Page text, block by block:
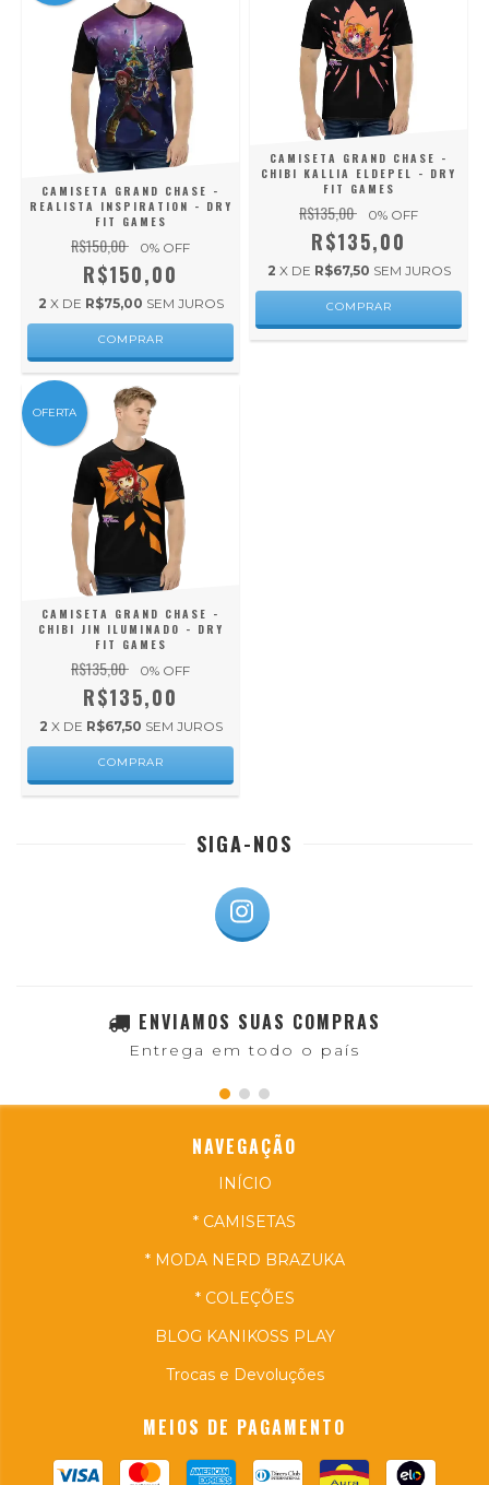
CAMISETA GRAND CHASE -
REALISTA INSPIRATION - DRY
FIT GAMES
R$150,00 0% OFF
R$150,00
2 X DE R$75,00 SEM JUROS
COMPRAR
CAMISETA GRAND CHASE -
CHIBI KALLIA ELDEPEL - DRY
FIT GAMES
R$135,00 0% OFF
R$135,00
2 X DE R$67,50 SEM JUROS
COMPRAR
OFERTA
CAMISETA GRAND CHASE -
CHIBI JIN ILUMINADO - DRY
FIT GAMES
R$135,00 0% OFF
R$135,00
2 X DE R$67,50 SEM JUROS
COMPRAR
SIGA-NOS
ENVIAMOS SUAS COMPRAS
Entrega em todo o país
NAVEGAÇÃO
INÍCIO
* CAMISETAS
* MODA NERD BRAZUKA
* COLEÇÕES
BLOG KANIKOSS PLAY
Trocas e Devoluções
MEIOS DE PAGAMENTO